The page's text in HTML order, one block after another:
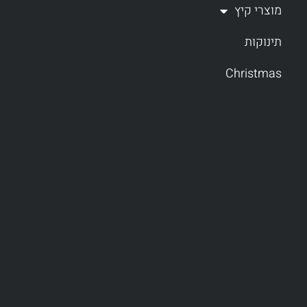
מוצרי קיץ
תינוקות
Christmas